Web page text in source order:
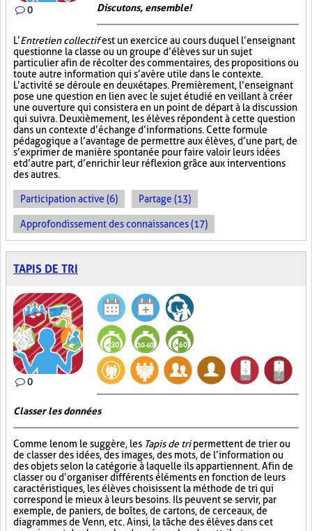
0 Discutons, ensemble!
L’Entretien collectifest un exercice au cours duquel l’enseignant
questionne la classe ou un groupe d’élèves sur un sujet
particulier afin de récolter des commentaires, des propositions ou
toute autre information qui s’avère utile dans le contexte.
L’activité se déroule en deux étapes. Premièrement, l’enseignant
pose une question en lien avec le sujet étudié en veillant à créer
une ouverture qui consistera en un point de départ à la discussion
qui suivra. Deuxièmement, les élèves répondent à cette question
dans un contexte d’échange d’informations. Cette formule
pédagogique a l’avantage de permettre aux élèves, d’une part, de
s’exprimer de manière spontanée pour faire valoir leurs idées
et d’autre part, d’enrichir leur réflexion grâce aux interventions
des autres.
Participation active (6) Partage (13)
Approfondissement des connaissances (17)
TAPIS DE TRI
0
Classer les données
Comme le nom le suggère, les Tapis de tripermettent de trier ou
de classer des idées, des images, des mots, de l’information ou
des objets selon la catégorie à laquelle ils appartiennent. Afin de
classer ou d’organiser différents éléments en fonction de leurs
caractéristiques, les élèves choisissent la méthode de tri qui
correspond le mieux à leurs besoins. Ils peuvent se servir, par
exemple, de paniers, de boîtes, de cartons, de cerceaux, de
diagrammes de Venn, etc. Ainsi, la tâche des élèves dans cet